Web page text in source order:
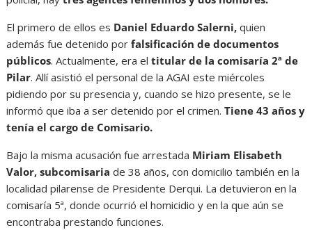
El primero de ellos es Daniel Eduardo Salerni, quien
además fue detenido por falsificación de documentos
públicos. Actualmente, era eltitular de la comisaría 2ª de
Pilar. Allí asistió el personal de la AGAI este miércoles
pidiendo por su presencia y, cuando se hizo presente, se le
informó que iba a ser detenido por el crimen.Tiene 43 años y
tenía el cargo de Comisario.
Bajo la misma acusación fue arrestada Miriam Elisabeth
Valor, subcomisaria de 38 años, con domicilio también en la
localidad pilarense de Presidente Derqui. La detuvieron en la
comisaría 5ª, donde ocurrió el homicidio y en la que aún se
encontraba prestando funciones.